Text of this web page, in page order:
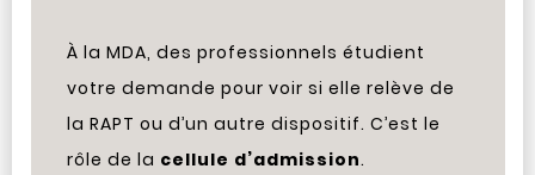
À la MDA, des professionnels étudient
votre demande pour voir si elle relève de
la RAPT ou d’un autre dispositif. C’est le
rôle de la cellule d’admission.